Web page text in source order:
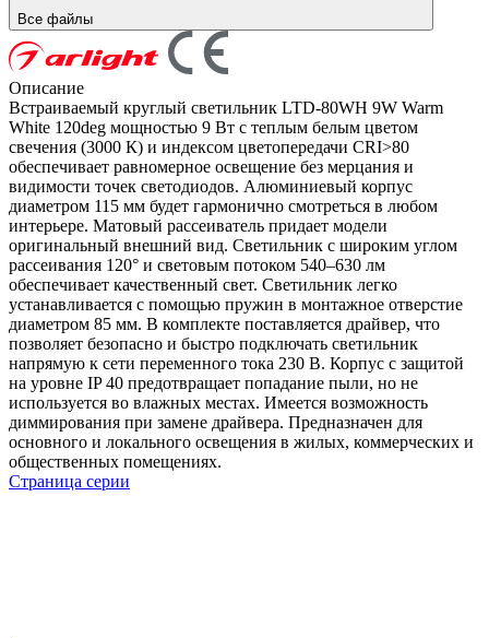
Все файлы
Описание
Встраиваемый круглый светильник LTD-80WH 9W Warm
White 120deg мощностью 9 Вт с теплым белым цветом
свечения (3000 К) и индексом цветопередачи CRI>80
обеспечивает равномерное освещение без мерцания и
видимости точек светодиодов. Алюминиевый корпус
диаметром 115 мм будет гармонично смотреться в любом
интерьере. Матовый рассеиватель придает модели
оригинальный внешний вид. Светильник с широким углом
рассеивания 120° и световым потоком 540–630 лм
обеспечивает качественный свет. Светильник легко
устанавливается с помощью пружин в монтажное отверстие
диаметром 85 мм. В комплекте поставляется драйвер, что
позволяет безопасно и быстро подключать светильник
напрямую к сети переменного тока 230 В. Корпус с защитой
на уровне IP 40 предотвращает попадание пыли, но не
используется во влажных местах. Имеется возможность
диммирования при замене драйвера. Предназначен для
основного и локального освещения в жилых, коммерческих и
общественных помещениях.
Страница серии